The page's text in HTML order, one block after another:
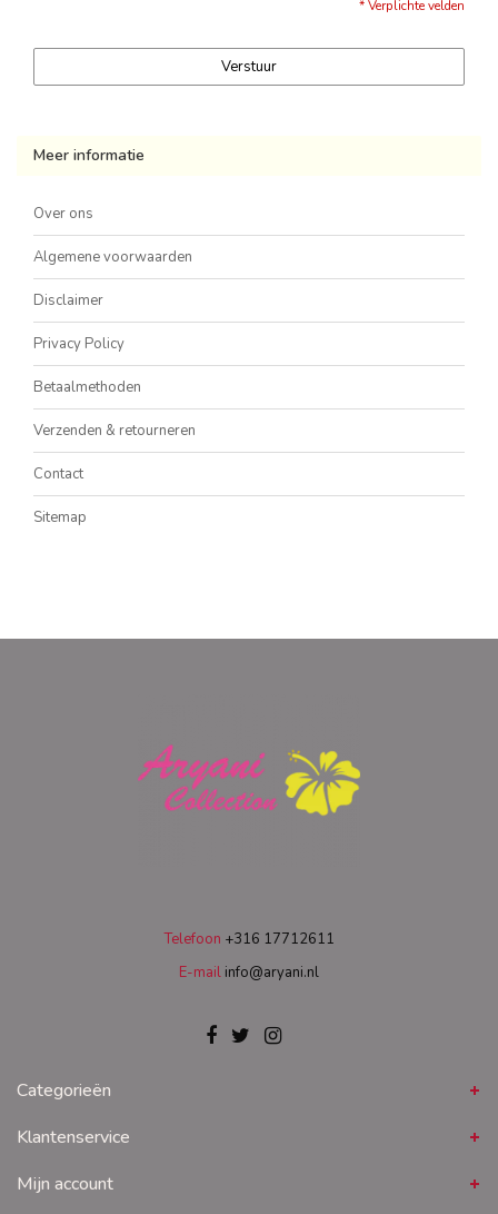
* Verplichte velden
Verstuur
Meer informatie
Over ons
Algemene voorwaarden
Disclaimer
Privacy Policy
Betaalmethoden
Verzenden & retourneren
Contact
Sitemap
Telefoon +316 17712611
E-mail info@aryani.nl
Categorieën
Klantenservice
Mijn account